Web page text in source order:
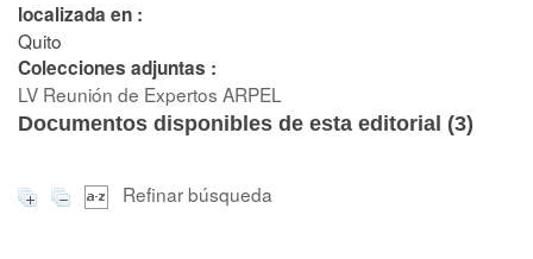
localizada en :
Quito
Colecciones adjuntas :
LV Reunión de Expertos ARPEL
Documentos disponibles de esta editorial (3)
Refinar búsqueda